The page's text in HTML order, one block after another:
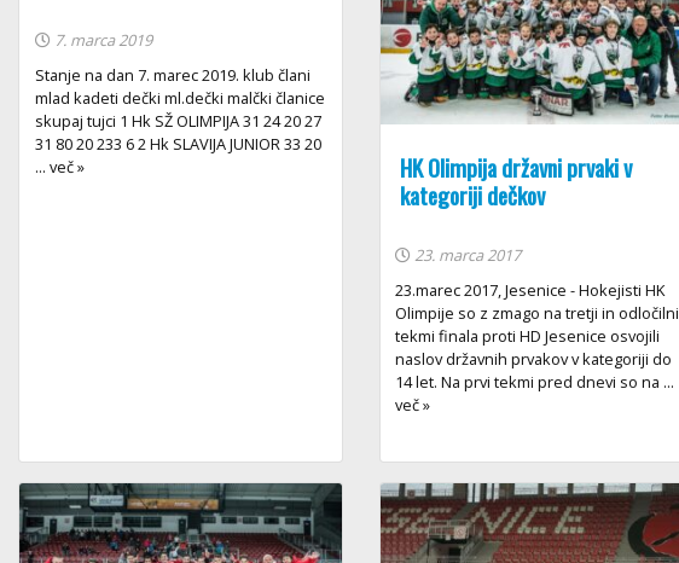
7. marca 2019
Stanje na dan 7. marec 2019. klub člani
mlad kadeti dečki ml.dečki malčki članice
skupaj tujci 1 Hk SŽ OLIMPIJA 31 24 20 27
31 80 20 233 6 2 Hk SLAVIJA JUNIOR 33 20
... več »
HK Olimpija državni prvaki v
kategoriji dečkov
23. marca 2017
23.marec 2017, Jesenice - Hokejisti HK
Olimpije so z zmago na tretji in odločilni
tekmi finala proti HD Jesenice osvojili
naslov državnih prvakov v kategoriji do
14 let. Na prvi tekmi pred dnevi so na ...
več »